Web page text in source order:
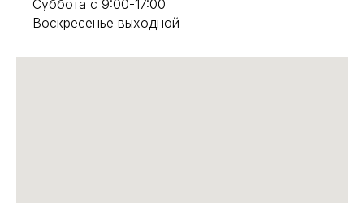
Суббота с 9:00-17:00
Воскресенье выходной